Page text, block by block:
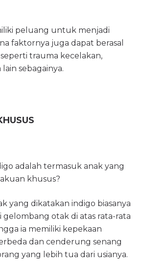
peluang untuk menjadi
faktornya juga dapat berasal
trauma kecelakan,
sebagainya.
adalah termasuk anak yang
khusus?
yang dikatakan indigo biasanya
otak di atas rata-rata
ia memiliki kepekaan
dan cenderung senang
yang lebih tua dari usianya.